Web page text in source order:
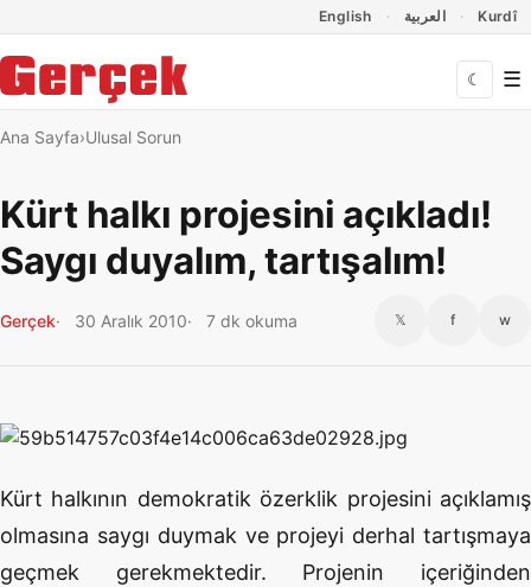
English العربية Kurdî
☾ ☰
Ana Sayfa Ulusal Sorun
Kürt halkı projesini açıkladı!
Saygı duyalım, tartışalım!
Gerçek 30 Aralık 2010 7 dk okuma 𝕏 f w
Kürt halkının demokratik özerklik projesini açıklamış
olmasına saygı duymak ve projeyi derhal tartışmaya
geçmek gerekmektedir. Projenin içeriğinden